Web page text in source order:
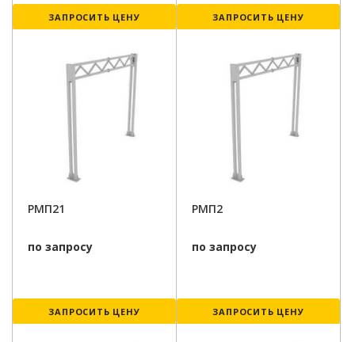
ЗАПРОСИТЬ ЦЕНУ ЗАПРОСИТЬ ЦЕНУ
РМП21
по запросу
ЗАПРОСИТЬ ЦЕНУ
РМП2
по запросу
ЗАПРОСИТЬ ЦЕНУ